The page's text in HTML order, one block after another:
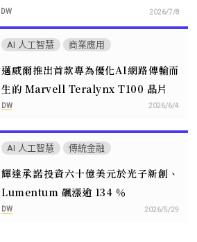
DW 2026/7/8
AI 人工智慧 商業應用
邁威爾推出首款專為優化AI網路傳輸而
生的 Marvell Teralynx T100 晶片
DW 2026/6/4
AI 人工智慧 傳統金融
輝達承諾投資六十億美元於光子新創、
Lumentum 飆漲逾 134 ％
DW 2026/5/29